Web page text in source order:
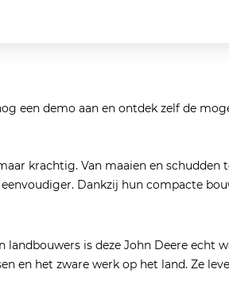
een demo aan en ontdek zelf de
krachtig. Van maaien en schudden
Dankzij hun compacte
landbouwers is deze John Deere echt
en het zware werk op het land. Ze